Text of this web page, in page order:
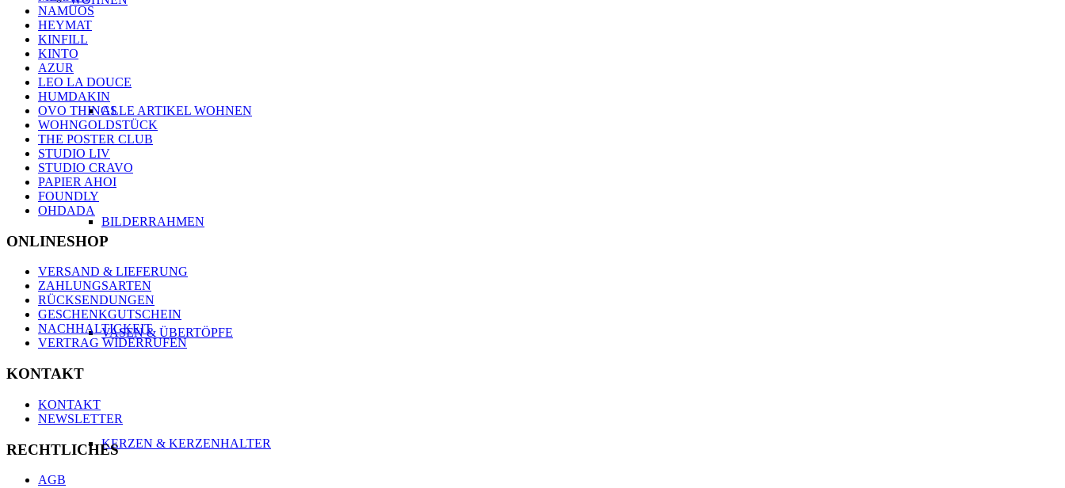
ALLE ARTIKEL WOHNEN
BILDERRAHMEN
VASEN & ÜBERTÖPFE
KERZEN & KERZENHALTER
NAMUOS
HEYMAT
KINFILL
KINTO
AZUR
LEO LA DOUCE
HUMDAKIN
OVO THINGS
WOHNGOLDSTÜCK
THE POSTER CLUB
STUDIO LIV
STUDIO CRAVO
PAPIER AHOI
FOUNDLY
OHDADA
ONLINESHOP
VERSAND & LIEFERUNG
ZAHLUNGSARTEN
RÜCKSENDUNGEN
GESCHENKGUTSCHEIN
NACHHALTIGKEIT
VERTRAG WIDERRUFEN
KONTAKT
KONTAKT
NEWSLETTER
RECHTLICHES
AGB